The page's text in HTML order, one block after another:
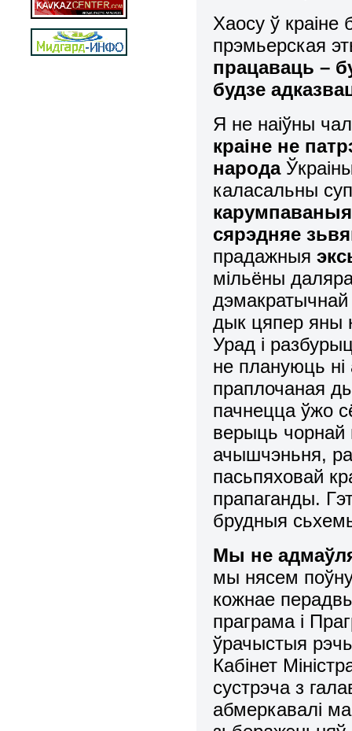
Хаосу ў
прэмьерская
працаваць –
будзе
Я не наіўны
краіне не
народа
каласальны
сярэдняе
прадажныя
мільёны
дык цяпер яны
Урад і
не плануюць
праплочаная
пачнецца ўжо
верыць чорнай
ачышчэньня,
пасьпяховай
прапаганды.
брудныя
Мы не
мы нясем
кожнае
праграма і
ўрачыстыя
Кабінет
сустрэча з
абмеркавалі